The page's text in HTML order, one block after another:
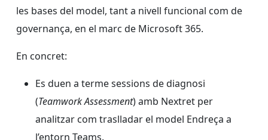
les bases del model, tant a nivell funcional com de
governança, en el marc de Microsoft 365.
En concret:
Es duen a terme sessions de diagnosi
(Teamwork Assessment) amb Nextret per
analitzar com traslladar el model Endreça a
l’entorn Teams.